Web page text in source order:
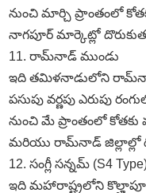
నుంచి మార్చి ప్రాంతంలో
నాగపూర్‌ మార్కెట్లో
11. రామ్‌నాడ్‌ ముండు
ఇది తమిళనాడులోని రామ్‌నాడ్‌
పసుపు వర్ణపు ఎరుపు
నుంచి మే ప్రాంతంలో
మరియు రామ్‌నాడ్‌ జిల్లాల్లో
12. సంగ్లీ సన్నమ్‌ (S4
ఇది మహారాష్ట్రలోని